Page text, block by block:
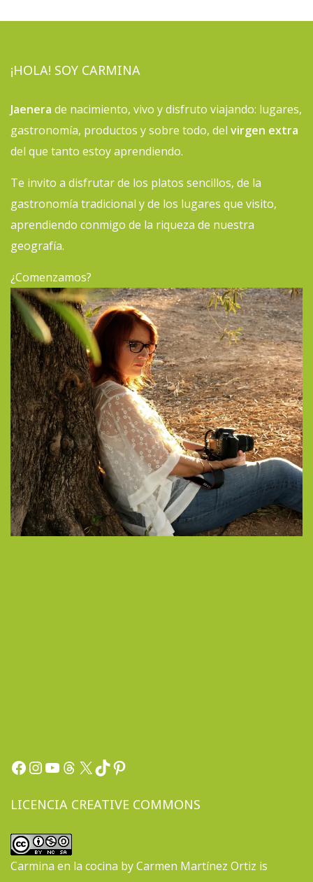
¡HOLA! SOY CARMINA
Jaenera de nacimiento, vivo y disfruto viajando: lugares,
gastronomía, productos y sobre todo, del virgen extra
del que tanto estoy aprendiendo.
Te invito a disfrutar de los platos sencillos, de la
gastronomía tradicional y de los lugares que visito,
aprendiendo conmigo de la riqueza de nuestra
geografía.
¿Comenzamos?
Facebook
Instagram
YouTube
Threads
X TikTok
Pinterest
LICENCIA CREATIVE COMMONS
Carmina en la cocina byCarmen Martínez Ortiz is